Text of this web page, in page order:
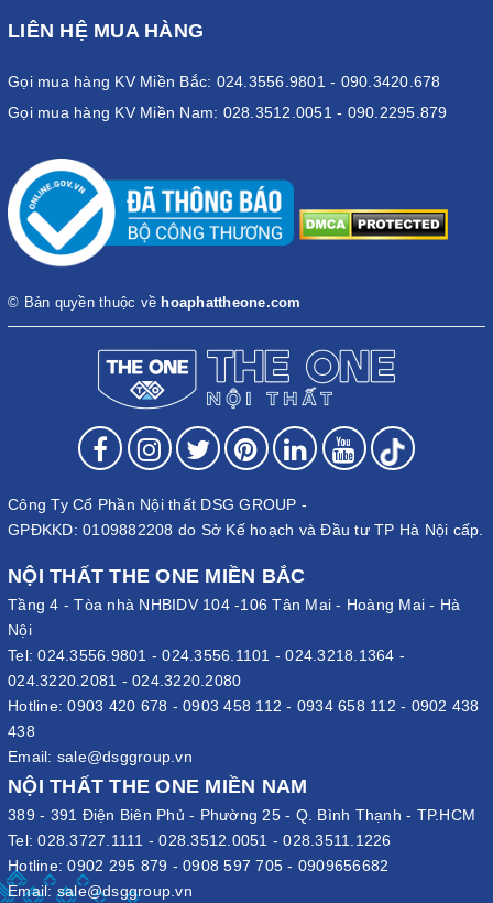
LIÊN HỆ MUA HÀNG
Gọi mua hàng KV Miền Bắc: 024.3556.9801 - 090.3420.678
Gọi mua hàng KV Miền Nam: 028.3512.0051 - 090.2295.879
© Bản quyền thuộc về hoaphattheone.com
Công Ty Cổ Phần Nội thất DSG GROUP -
GPĐKKD: 0109882208 do Sở Kế hoạch và Đầu tư TP Hà Nội cấp.
NỘI THẤT THE ONE MIỀN BẮC
Tầng 4 - Tòa nhà NHBIDV 104 -106 Tân Mai - Hoàng Mai - Hà
Nội
Tel:024.3556.9801 -024.3556.1101 -024.3218.1364 -
024.3220.2081 - 024.3220.2080
Hotline:0903 420 678 - 0903 458 112 - 0934 658 112 - 0902 438
438
Email: sale@dsggroup.vn
NỘI THẤT THE ONE MIỀN NAM
389 - 391 Điện Biên Phủ - Phường 25 - Q. Bình Thạnh - TP.HCM
Tel:028.3727.1111 -028.3512.0051 -028.3511.1226
Hotline:0902 295 879 - 0908 597 705 - 0909656682
Email:sale@dsggroup.vn